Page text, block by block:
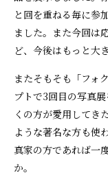
と回を重ねる毎に参
ました。また今回は
ど、今後はもっと大
またそもそも「フォ
プトで3回目の写真
くの方が愛用してき
ような著名な方も使
真家の方であれば一
か。